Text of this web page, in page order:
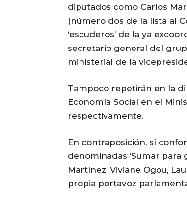
diputados como Carlos
(número dos de la lista al
‘escuderos’ de la ya
secretario general del
ministerial de la
Tampoco repetirán en la
Economía Social en el
respectivamente.
En contraposición, sí
denominadas ‘Sumar
Martínez, Viviane Ogou,
propia portavoz